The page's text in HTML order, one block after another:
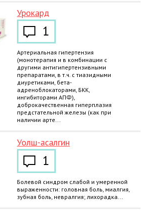
Урокард
1
Артериальная гипертензия
(монотерапия и в комбинации с
другими антигипертензивными
препаратами, в т.ч. с тиазидными
диуретиками, бета-
адреноблокаторами, БКК,
ингибиторами АПФ),
доброкачественная гиперплазия
предстательной железы (как при
наличии арте...
Уолш-асалгин
1
Болевой синдром слабой и умеренной
выраженности: головная боль, миалгия,
зубная боль, невралгия; лихорадка...